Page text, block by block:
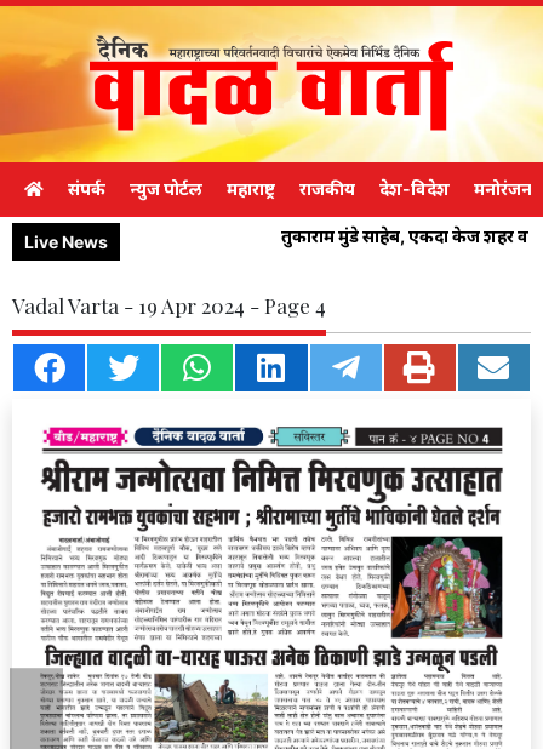
संपर्क न्युज पोर्टल महाराष्ट्र राजकीय देश-विदेश मनोरंजन
Live News तुकाराम मुंडे साहेब, एकदा केज शहर व
Vadal Varta - 19 Apr 2024 - Page 4